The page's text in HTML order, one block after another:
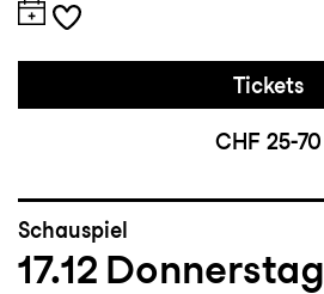
Tickets
CHF 25-70
Schauspiel
17.12 Donnerstag